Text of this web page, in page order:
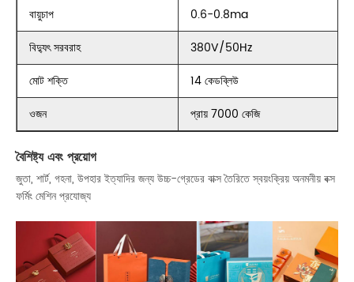
বায়ুচাপ
0.6-0.8ma
বিদ্যুৎ সরবরাহ
380V/50Hz
মোট শক্তি
14 কেডব্লিউ
ওজন
প্রায় 7000 কেজি
বৈশিষ্ট্য এবং প্রয়োগ
জুতা, শার্ট, গহনা, উপহার ইত্যাদির জন্য উচ্চ-গ্রেডের বাক্স তৈরিতে স্বয়ংক্রিয় অনমনীয় বক্স
ফর্মিং মেশিন প্রযোজ্য